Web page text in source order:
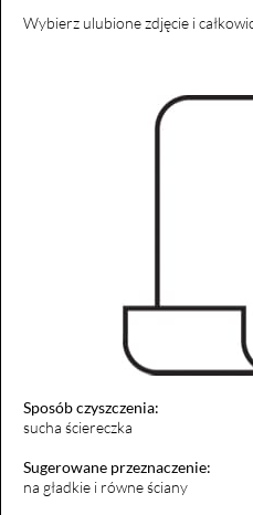
Wybierz ulubione zdjęcie i
Sposób czyszczenia:
sucha ściereczka
Sugerowane przeznaczenie:
na gładkie i równe ściany